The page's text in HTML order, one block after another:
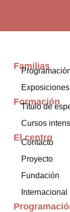
Familias
Exposiciones
Formación
Título de
Cursos
El centro
Contacto
Proyecto
Fundación
Internacional